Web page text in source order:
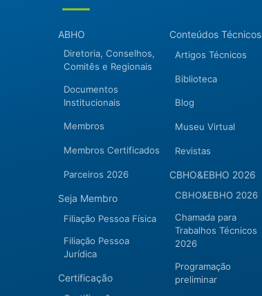
ABHO
Diretoria, Conselhos,
Comitês e Regionais
Documentos
Institucionais
Membros
Membros Certificados
Parceiros 2026
Seja Membro
Filiação Pessoa Física
Filiação Pessoa
Jurídica
Certificação
Conteúdos Técnicos
Artigos Técnicos
Biblioteca
Blog
Museu Virtual
Revistas
CBHO&EBHO 2026
CBHO&EBHO 2026
Chamada para
Trabalhos Técnicos
2026
Programação
preliminar